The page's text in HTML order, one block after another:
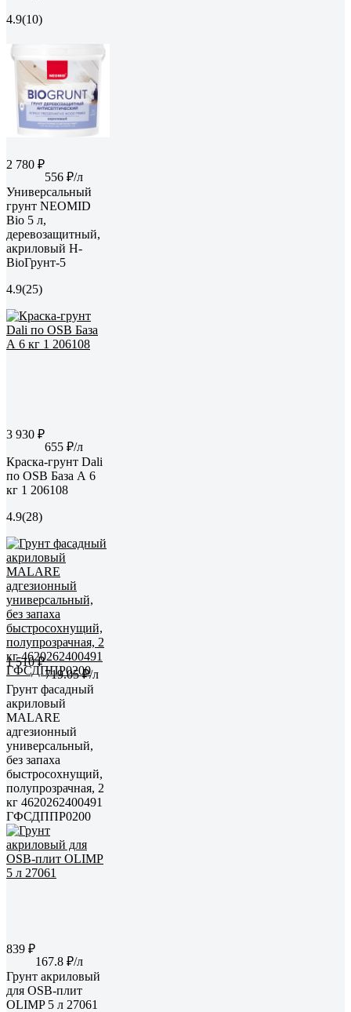
4.9(10)
2 780 ₽
556 ₽/л
Универсальный
грунт NEOMID
Bio 5 л,
деревозащитный,
акриловый Н-
BioГрунт-5
4.9(25)
3 930 ₽
655 ₽/л
Краска-грунт Dali
по OSB База А 6
кг 1 206108
4.9(28)
1 510 ₽
719.05 ₽/л
Грунт фасадный
акриловый
MALARE
адгезионный
универсальный,
без запаха
быстросохнущий,
полупрозрачная, 2
кг 4620262400491
ГФСДППР0200
839 ₽
167.8 ₽/л
Грунт акриловый
для OSB-плит
OLIMP 5 л 27061